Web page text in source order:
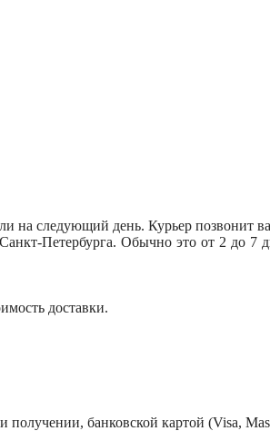
на следующий день. Курьер позвонит
Петербурга. Обычно это от 2
доставки.
банковской картой (Visa,